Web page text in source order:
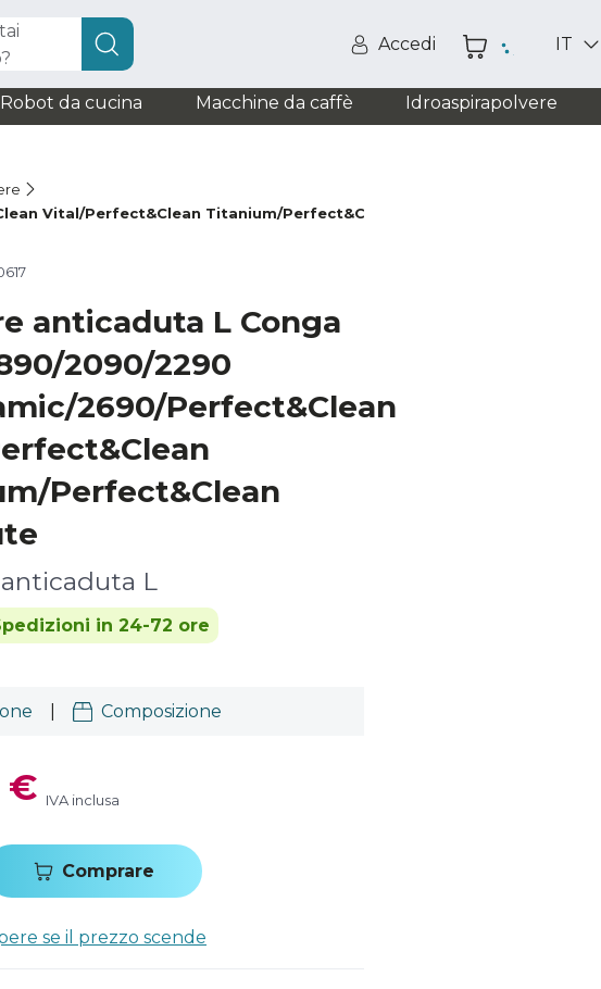
Accedi IT
Robot da cucina Macchine da caffè Idroaspirapolvere
Vital/Perfect&Clean Titanium/Perfect&Clean Absolute
anticaduta L Conga
2090/2290
2690/Perfect&Clean
Perfect&Clean
L
in 24-72 ore
Composizione
€ IVA inclusa
Comprare
se il prezzo scende